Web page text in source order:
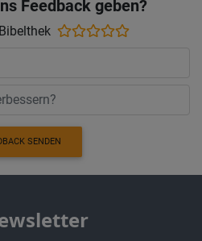
Feedback geben?
SENDEN